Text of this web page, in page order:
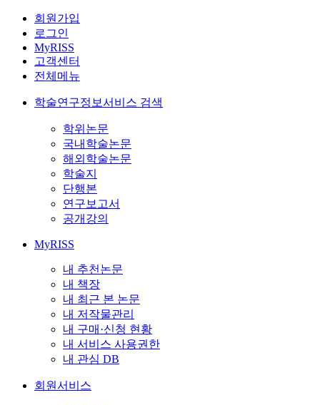
회원가입
로그인
MyRISS
고객센터
전체메뉴
학술연구정보서비스 검색
학위논문
국내학술논문
해외학술논문
학술지
단행본
연구보고서
공개강의
MyRISS
내 추천논문
내 책장
내 최근 본 논문
내 저작물관리
내 구매·신청 현황
내 서비스 사용권한
내 관심 DB
회원서비스